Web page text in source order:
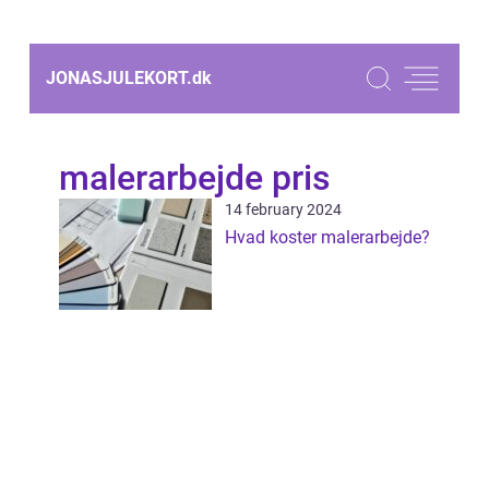
JONASJULEKORT.dk
malerarbejde pris
14 february 2024
Hvad koster malerarbejde?